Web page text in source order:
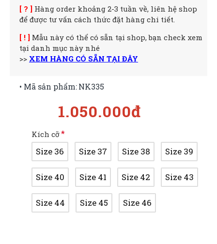
[ ? ] Hàng order khoảng 2-3 tuần về, liên hệ shop
để được tư vấn cách thức đặt hàng chi tiết.
[ ! ] Mẫu này có thể có sẵn tại shop, bạn check xem
tại danh mục này nhé
>> XEM HÀNG CÓ SẴN TẠI ĐÂY
1.050.000đ
• Mã sản phẩm:NK335
Kích cỡ
Size 36 Size 37 Size 38 Size 39
Size 40 Size 41 Size 42 Size 43
Size 44 Size 45 Size 46